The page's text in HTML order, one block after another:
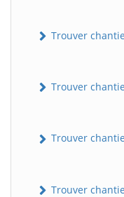
Trouver
Trouver
Trouver
Trouver